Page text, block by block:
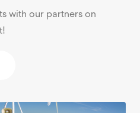
with our partners on